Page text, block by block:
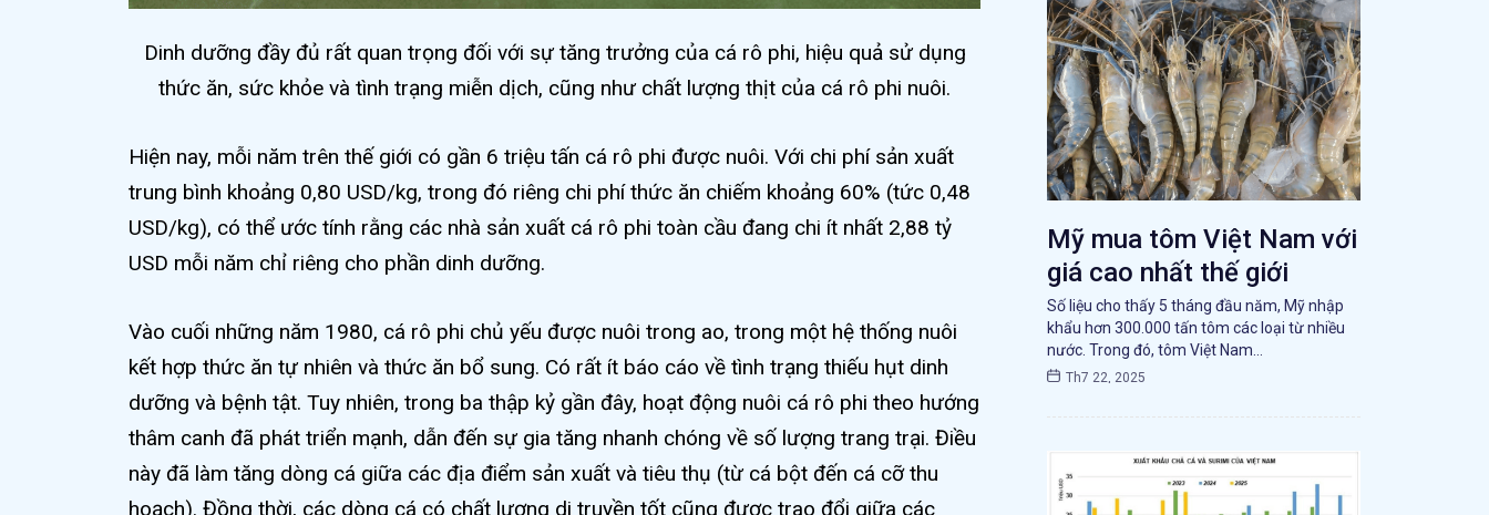
Dinh dưỡng đầy đủ rất quan trọng đối với sự tăng trưởng của cá rô phi, hiệu quả sử dụng
thức ăn, sức khỏe và tình trạng miễn dịch, cũng như chất lượng thịt của cá rô phi nuôi.
Hiện nay, mỗi năm trên thế giới có gần 6 triệu tấn cá rô phi được nuôi. Với chi phí sản xuất
trung bình khoảng 0,80 USD/kg, trong đó riêng chi phí thức ăn chiếm khoảng 60% (tức 0,48
USD/kg), có thể ước tính rằng các nhà sản xuất cá rô phi toàn cầu đang chi ít nhất 2,88 tỷ
USD mỗi năm chỉ riêng cho phần dinh dưỡng.
Vào cuối những năm 1980, cá rô phi chủ yếu được nuôi trong ao, trong một hệ thống nuôi
kết hợp thức ăn tự nhiên và thức ăn bổ sung. Có rất ít báo cáo về tình trạng thiếu hụt dinh
dưỡng và bệnh tật. Tuy nhiên, trong ba thập kỷ gần đây, hoạt động nuôi cá rô phi theo hướng
thâm canh đã phát triển mạnh, dẫn đến sự gia tăng nhanh chóng về số lượng trang trại. Điều
này đã làm tăng dòng cá giữa các địa điểm sản xuất và tiêu thụ (từ cá bột đến cá cỡ thu
hoạch). Đồng thời, các dòng cá có chất lượng di truyền tốt cũng được trao đổi giữa các
Mỹ mua tôm Việt Nam với
giá cao nhất thế giới
Số liệu cho thấy 5 tháng đầu năm, Mỹ nhập
khẩu hơn 300.000 tấn tôm các loại từ nhiều
nước. Trong đó, tôm Việt Nam…
Th7 22, 2025